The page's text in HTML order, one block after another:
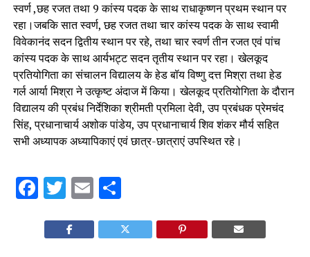
स्वर्ण ,छह रजत तथा 9 कांस्य पदक के साथ राधाकृष्णन प्रथम स्थान पर
रहा।जबकि सात स्वर्ण, छह रजत तथा चार कांस्य पदक के साथ स्वामी
विवेकानंद सदन द्वितीय स्थान पर रहे, तथा चार स्वर्ण तीन रजत एवं पांच
कांस्य पदक के साथ आर्यभट्ट सदन तृतीय स्थान पर रहा। खेलकूद
प्रतियोगिता का संचालन विद्यालय के हेड बॉय विष्णु दत्त मिश्रा तथा हेड
गर्ल आर्या मिश्रा ने उत्कृष्ट अंदाज में किया। खेलकूद प्रतियोगिता के दौरान
विद्यालय की प्रबंध निर्देशिका श्रीमती प्रमिला देवी, उप प्रबंधक प्रेमचंद
सिंह, प्रधानाचार्य अशोक पांडेय, उप प्रधानाचार्य शिव शंकर मौर्य सहित
सभी अध्यापक अध्यापिकाएं एवं छात्र-छात्राएं उपस्थित रहे।
Facebook
Twitter
EmailShare